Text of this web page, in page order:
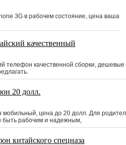
3G в рабочем состояние, цена ваша
качественный
телефон качественной сборки, дешевые
20 долл.
мобильный, цена до 20 долл. Для
быть рабочим и надежным,
китайского спецназа